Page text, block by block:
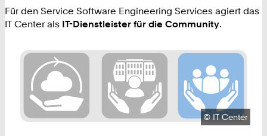
Für den Service Software Engineering Services agiert das
IT Center als IT-Dienstleister für die Community.
Urheberrecht:
©IT Center